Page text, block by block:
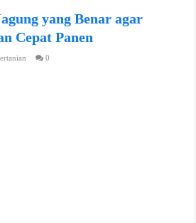
yang Benar agar
Cepat Panen
0